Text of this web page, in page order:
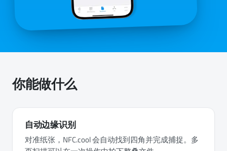
你能做什么
自动边缘识别
对准纸张，NFC.cool 会自动找到四角并完成捕捉。多